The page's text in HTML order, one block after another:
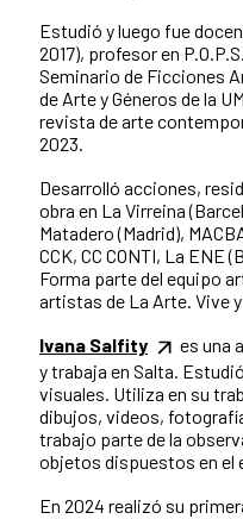
Estudió y luego fue
2017), profesor en
Seminario de Ficciones
de Arte y Géneros de la
revista de arte
2023.
Desarrolló acciones,
obra en La Virreina
Matadero (Madrid),
CCK, CC CONTI, La ENE
Forma parte del equipo
artistas de La Arte. Vive
Ivana Salfity
es una
y trabaja en Salta.
visuales. Utiliza en su
dibujos, videos,
trabajo parte de la
objetos dispuestos en el
En 2024 realizó su